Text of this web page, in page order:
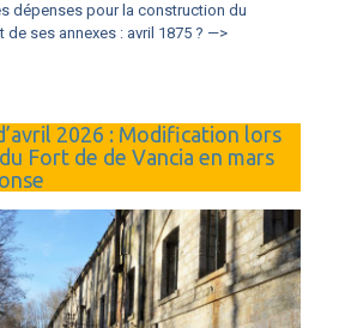
dépenses pour la construction du
de ses annexes : avril 1875 ? —>
2026 : Modification lors
Fort de de Vancia en mars